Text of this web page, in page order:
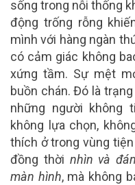
sống trong nỗi thống
động trống rỗng
mình với hàng ngàn
có cảm giác không
xứng tầm. Sự mệt
buồn chán. Đó là
những người không
không lựa chọn,
thích ở trong vùng
đồng thời nhìn và
màn hình, mà không